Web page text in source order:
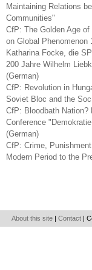
Maintaining Relations
Communities"
CfP: The Golden Age
on Global Phenomenon
Katharina Focke, die
200 Jahre Wilhelm
(German)
CfP: Revolution in
Soviet Bloc and the
CfP: Bloodbath
Conference
(German)
CfP: Crime,
Modern Period to the
About this site |Contact |